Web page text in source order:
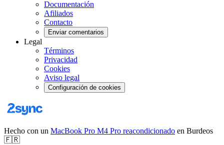
Documentación
Afiliados
Contacto
Enviar comentarios
Legal
Términos
Privacidad
Cookies
Aviso legal
Configuración de cookies
Hecho con un MacBook Pro M4 Pro reacondicionado en Burdeos
🇫🇷